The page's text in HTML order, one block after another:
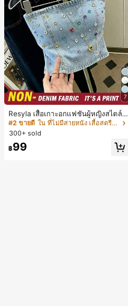
7
Resyla เสื้อเกาะอกแฟชั่นผู้หญิงสไตล์ซั
มเมอร์อเนกประสงค์ลายเดนิม แนะนำ
สำหรับงานหนัก ขายดี ตกแต่งเพชรสีสั
นสดใสพิมพ์ลาย เหมาะสำหรับใส่ประ
จำวัน
#2 ขายดี
ใน ที่ไม่มีสายหนัง เสื้อสตรี เสื้อเบลาส์ & Tee
300+ sold
฿99